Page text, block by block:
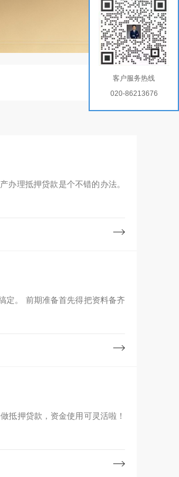
理抵押贷款是个不错的办法。
定。 前期准备首先得把资料备齐
抵押贷款，资金使用可灵活啦！
客户服务热线
020-86213676